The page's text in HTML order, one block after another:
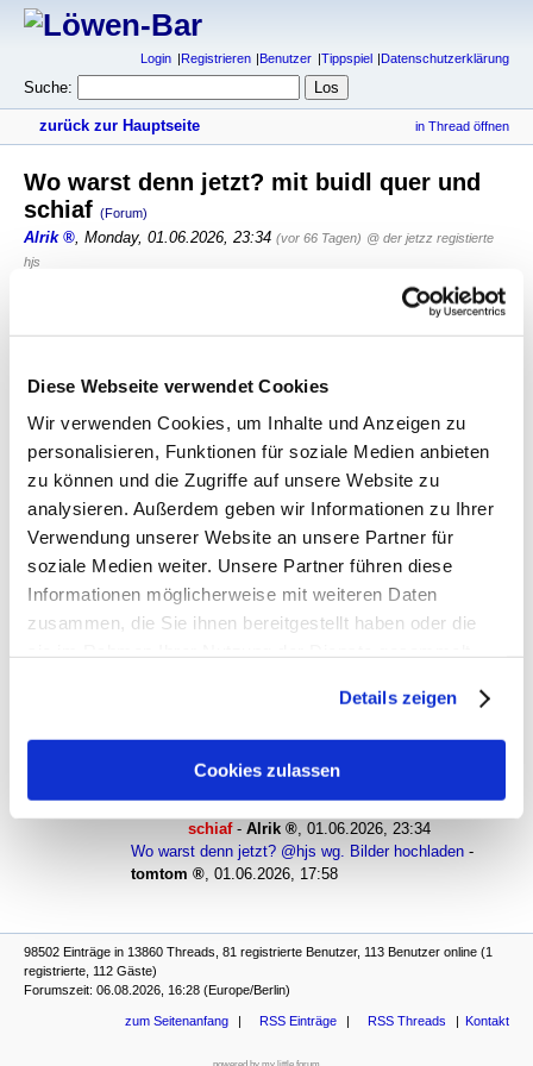
Diese Webseite verwendet Cookies
Wir verwenden Cookies, um Inhalte und Anzeigen zu
personalisieren, Funktionen für soziale Medien anbieten
zu können und die Zugriffe auf unsere Website zu
analysieren. Außerdem geben wir Informationen zu Ihrer
Verwendung unserer Website an unsere Partner für
soziale Medien weiter. Unsere Partner führen diese
Informationen möglicherweise mit weiteren Daten
zusammen, die Sie ihnen bereitgestellt haben oder die
Sie unsere Webseite weiterhin nutzen.
Details zeigen
Cookies zulassen
Login Registrieren Benutzer Tippspiel Datenschutzerklärung
Suche:
zurück zur Hauptseite in Thread öffnen
Wo warst denn jetzt? mit buidl quer und
schiaf (Forum)
Alrik , Monday, 01.06.2026, 23:34 (vor 66 Tagen) @ der jetzz registierte
hjs
gesamter Thread: RSS-Feed dieser Diskussion
Donaufeld gegen Elektra oder FavAC gegen Gloggnitz? -hjs
nachfragend ,21.05.2026, 13:22
Natürlich FavAC gegen Gloggnitz?
-
Dem Karle seine private
Donaufeld gegen Elektra oder FavAC gegen Gloggnitz?
Slown , 22.05.2026, 07:58
hjs grantelnd,01.06.2026, 15:53
Tribüne,01.06.2026, 17:23
Wo warst denn jetzt? mit buidl quer und schiaf
Wo warst denn jetzt? mit buidl quer und
schiaf- Alrik , 01.06.2026, 23:34
Wo warst denn jetzt? @hjs wg. Bilder hochladen -
tomtom
, 01.06.2026, 17:58
98502 Einträge in 13860 Threads, 81 registrierte Benutzer, 113 Benutzer online (1
registrierte, 112 Gäste)
Forumszeit: 06.08.2026, 16:28 (Europe/Berlin)
zum Seitenanfang RSS Einträge RSS Threads Kontakt